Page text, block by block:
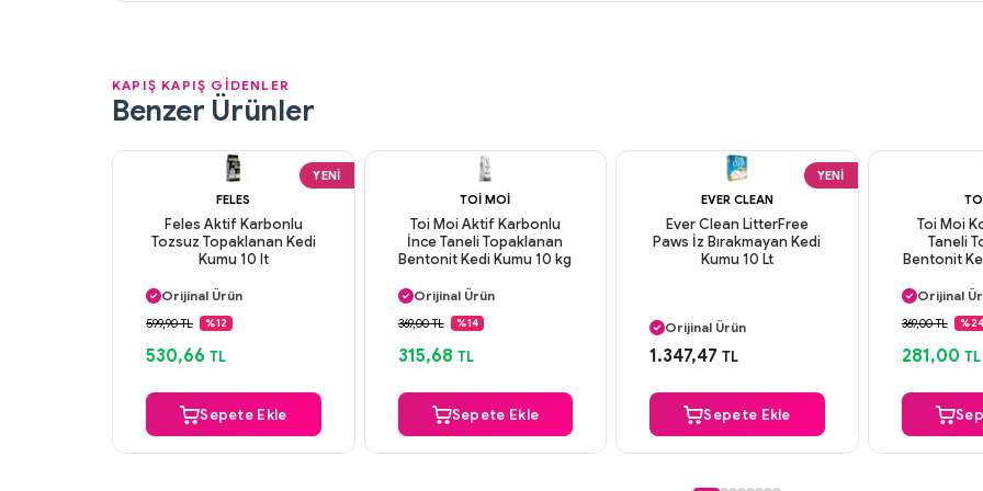
KAPIŞ KAPIŞ GİDENLER
Benzer Ürünler
YENI
FELES
Feles Aktif Karbonlu
Tozsuz Topaklanan Kedi
Kumu 10 lt
Aynı Gün Kargo
Güvenli Ödeme
Aynı Gün Kargo
599,90 TL %12
530,66 TL
Sepete Ekle
TOI MOI
Toi Moi Aktif Karbonlu
İnce Taneli Topaklanan
Bentonit Kedi Kumu 10 kg
Aynı Gün Kargo
Güvenli Ödeme
Aynı Gün Kargo
369,00 TL %14
315,68 TL
Sepete Ekle
YENI
EVER CLEAN
Ever Clean LitterFree
Paws İz Bırakmayan Kedi
Kumu 10 Lt
Güvenli Ödeme
Aynı Gün Kargo
1.347,47 TL
Sepete Ekle
Toi Moi
Taneli
Bentonit
Aynı
Güvenli
Aynı Gün
369,00 TL %24
281,00 TL